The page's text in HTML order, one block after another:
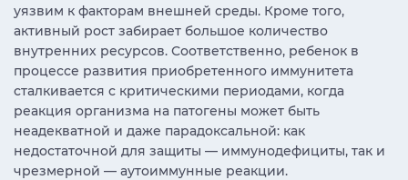
уязвим к факторам внешней среды. Кроме того,
активный рост забирает большое количество
внутренних ресурсов. Соответственно, ребенок в
процессе развития приобретенного иммунитета
сталкивается с критическими периодами, когда
реакция организма на патогены может быть
неадекватной и даже парадоксальной: как
недостаточной для защиты — иммунодефициты, так и
чрезмерной — аутоиммунные реакции.